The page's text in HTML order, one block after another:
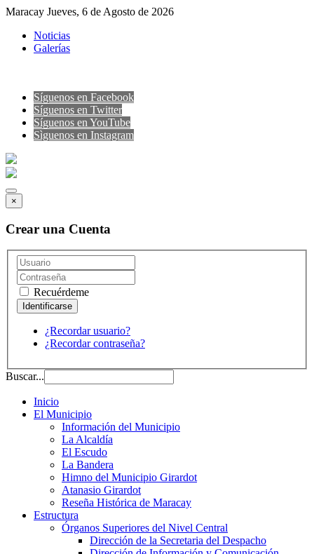
Maracay Jueves, 6 de Agosto de 2026
Noticias
Galerías
Síguenos en Facebook
Síguenos en Twitter
Síguenos en YouTube
Sìguenos en Instagram
×
Crear una Cuenta
Recuérdeme
¿Recordar usuario?
¿Recordar contraseña?
Buscar...
Inicio
El Municipio
Información del Municipio
La Alcaldía
El Escudo
La Bandera
Himno del Municipio Girardot
Atanasio Girardot
Reseña Histórica de Maracay
Estructura
Órganos Superiores del Nivel Central
Dirección de la Secretaria del Despacho